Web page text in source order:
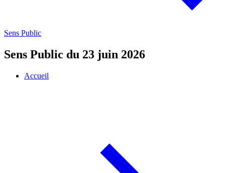
Sens Public
Sens Public du 23 juin 2026
Accueil